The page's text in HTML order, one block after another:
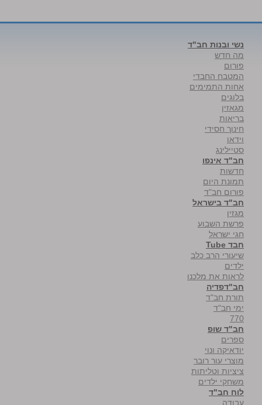
נשי ובנות חב"ד
מה חדש
פורום
המטבח החבדי
אחות התמימים
בלוגים
מגאזין
בריאות
חינוך חסידי
וידאו
סטיילינג
חב"ד אינפו
חדשות
תמונת היום
פורום חב"ד
חב"ד בישראל
מגזין
פרשת השבוע
חגי ישראל
חבד Tube
שיעורי הרב כלב
ילדים
לראות את מלכנו
חב"דפדיה
תורת חב"ד
ימי חב"ד
770
חב"ד שופ
ספרים
יודאיקה ונוי
מוצרי עור רובר
ציציות וטליתות
משחקי ילדים
לוח חב"ד
עבודה